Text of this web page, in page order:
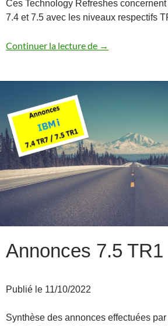
Ces Technology Refreshes
7.4 et 7.5 avec les niveaux respectifs
Continuer la lecture de Annonces 7.5
→
Annonces 7.5
Publié le 11/10/2022
Synthèse des annonces effectuées